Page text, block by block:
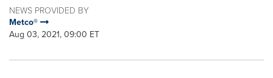
NEWS PROVIDED BY
Metco®
Aug 03, 2021, 09:00 ET